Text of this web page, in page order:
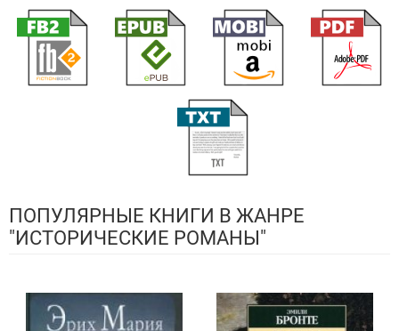
ПОПУЛЯРНЫЕ КНИГИ В ЖАНРЕ
"ИСТОРИЧЕСКИЕ РОМАНЫ"